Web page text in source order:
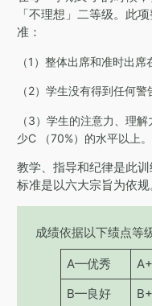
「不理想」二等级。此
准：
（1）整体出席和准时出席
（2）学生没有得到任何警
（3）学生的注意力、理
少C （70%）的水平以上。
教学、指导和纪律是此
标准是以六大宗旨为依规
成绩依据以下绩点等
A—优秀
B—良好